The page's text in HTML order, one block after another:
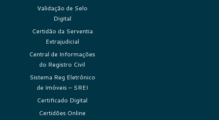
Validação de Selo
Digital
Certidão da Serventia
Extrajudicial
Central de Informações
do Registro Civil
Sistema Reg Eletrônico
de Imóveis – SREI
Certificado Digital
Certidões Online